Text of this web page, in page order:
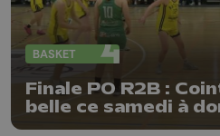
BASKET
Finale PO R2B :
belle ce samedi à
Natoye